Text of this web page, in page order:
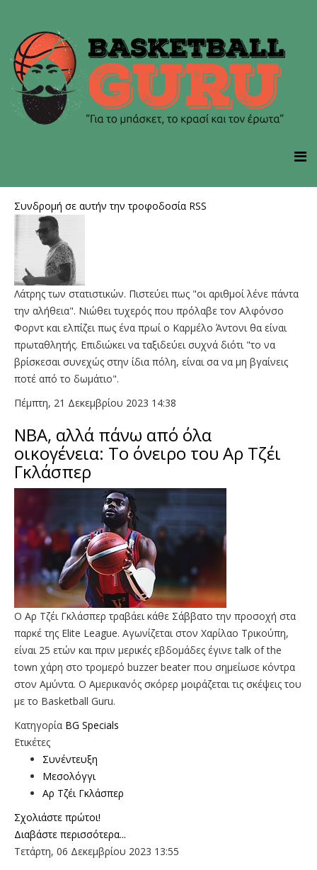
Συνδρομή σε αυτήν την τροφοδοσία RSS
Λάτρης των στατιστικών. Πιστεύει πως "οι αριθμοί λένε πάντα
την αλήθεια". Νιώθει τυχερός που πρόλαβε τον Αλφόνσο
Φορντ και ελπίζει πως ένα πρωί ο Καρμέλο Άντονι θα είναι
πρωταθλητής. Επιδιώκει να ταξιδεύει συχνά διότι "το να
βρίσκεσαι συνεχώς στην ίδια πόλη, είναι σα να μη βγαίνεις
ποτέ από το δωμάτιο".
Πέμπτη, 21 Δεκεμβρίου 2023 14:38
ΝΒΑ, αλλά πάνω από όλα
οικογένεια: Το όνειρο του Αρ Τζέι
Γκλάσπερ
Ο Αρ Τζέι Γκλάσπερ τραβάει κάθε Σάββατο την προσοχή στα
παρκέ της Elite League. Αγωνίζεται στον Χαρίλαο Τρικούπη,
είναι 25 ετών και πριν μερικές εβδομάδες έγινε talk of the
town χάρη στο τρομερό buzzer beater που σημείωσε κόντρα
στον Αμύντα. Ο Αμερικανός σκόρερ μοιράζεται τις σκέψεις του
με το Basketball Guru.
Κατηγορία BG Specials
Ετικέτες
Συνέντευξη
Μεσολόγγι
Αρ Τζέι Γκλάσπερ
Σχολιάστε πρώτοι!
Διαβάστε περισσότερα...
Τετάρτη, 06 Δεκεμβρίου 2023 13:55